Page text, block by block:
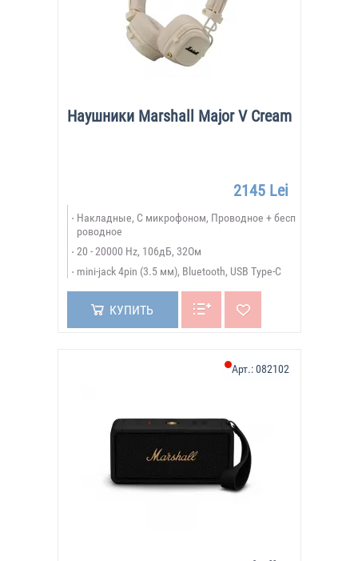
Наушники Marshall Major V Cream
2145 Lei
Накладные, С микрофоном, Проводное + бесп
роводное
20 - 20000 Hz, 106дБ, 32Ом
mini-jack 4pin (3.5 мм), Bluetooth, USB Type-C
КУПИТЬ
Арт.:082102